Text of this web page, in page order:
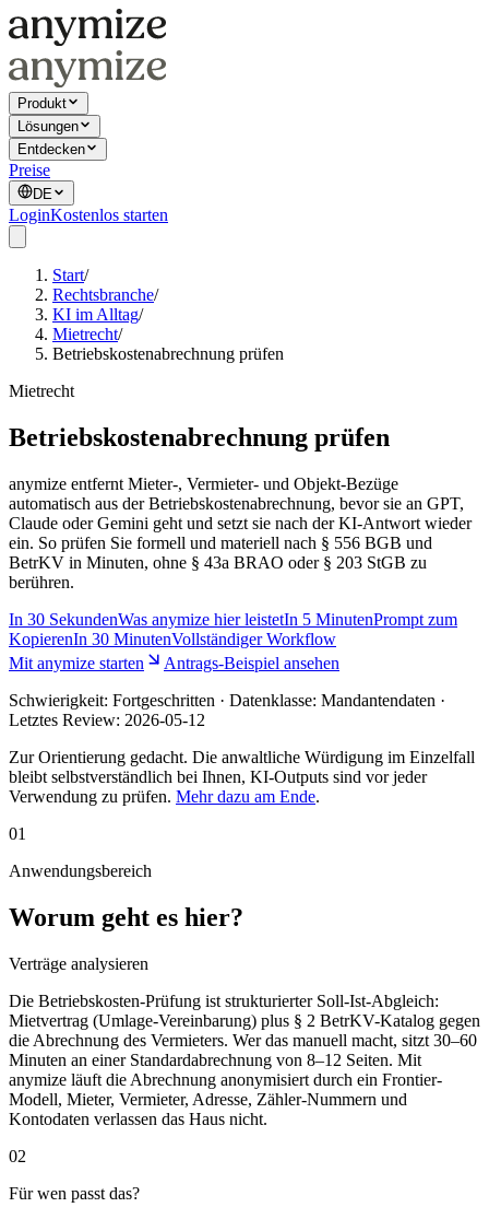
Produkt
Lösungen
Entdecken
Preise
DE
LoginKostenlos starten
Start/
Rechtsbranche/
KI im Alltag/
Mietrecht/
Betriebskostenabrechnung prüfen
Mietrecht
Betriebskostenabrechnung prüfen
anymize entfernt Mieter-, Vermieter- und Objekt-Bezüge
automatisch aus der Betriebskostenabrechnung, bevor sie an GPT,
Claude oder Gemini geht und setzt sie nach der KI-Antwort wieder
ein. So prüfen Sie formell und materiell nach § 556 BGB und
BetrKV in Minuten, ohne § 43a BRAO oder § 203 StGB zu
berühren.
In 30 SekundenWas anymize hier leistetIn 5 MinutenPrompt zum
KopierenIn 30 MinutenVollständiger Workflow
Mit anymize starten
Antrags-Beispiel ansehen
Schwierigkeit: Fortgeschritten · Datenklasse: Mandantendaten ·
Letztes Review: 2026-05-12
Zur Orientierung gedacht. Die anwaltliche Würdigung im Einzelfall
bleibt selbstverständlich bei Ihnen, KI-Outputs sind vor jeder
Verwendung zu prüfen. Mehr dazu am Ende.
01
Anwendungsbereich
Worum geht es hier?
Verträge analysieren
Die Betriebskosten-Prüfung ist strukturierter Soll-Ist-Abgleich:
Mietvertrag (Umlage-Vereinbarung) plus § 2 BetrKV-Katalog gegen
die Abrechnung des Vermieters. Wer das manuell macht, sitzt 30–60
Minuten an einer Standardabrechnung von 8–12 Seiten. Mit
anymize läuft die Abrechnung anonymisiert durch ein Frontier-
Modell, Mieter, Vermieter, Adresse, Zähler-Nummern und
Kontodaten verlassen das Haus nicht.
02
Für wen passt das?